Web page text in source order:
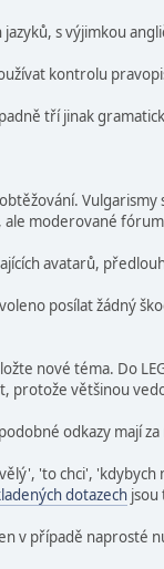
jazyků, s výjimkou
kontrolu
tří jinak
ale moderované
avatarů,
posílat žádný
nové téma. Do
většinou
odkazy mají za
'to chci',
dotazech jsou
v případě